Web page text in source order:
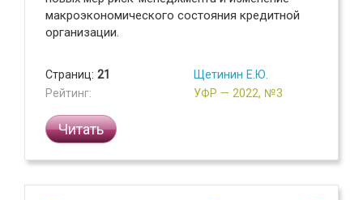
макроэкономического состояния кредитной
организации.
Страниц: 21
Рейтинг:
Щетинин Е.Ю.
УФР — 2022, №3
Читать